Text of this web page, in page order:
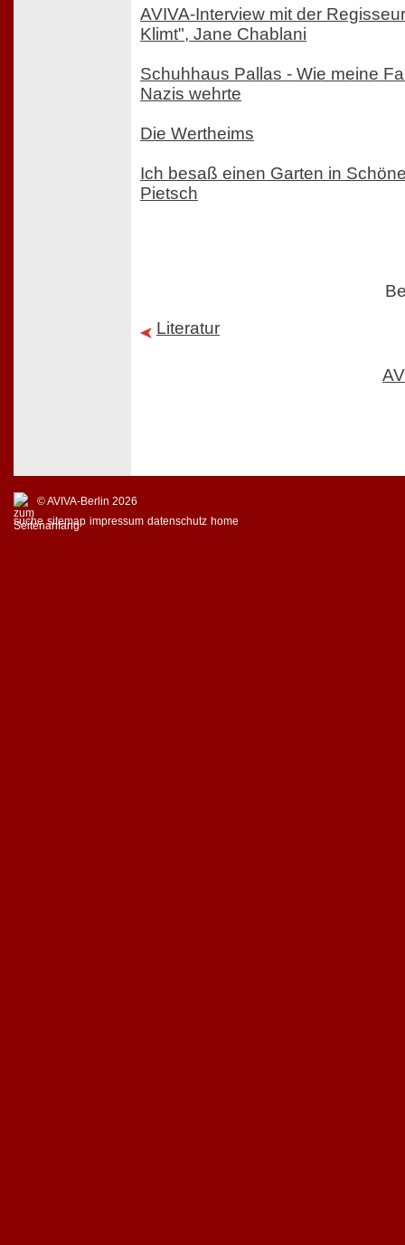
AVIVA-Interview mit der
Klimt", Jane Chablani
Schuhhaus Pallas - Wie meine
Nazis wehrte
Die Wertheims
Ich besaß einen Garten in
Pietsch
Literatur
© AVIVA-Berlin 2026
suche sitemap impressum datenschutz home